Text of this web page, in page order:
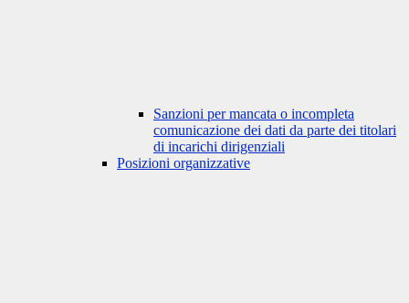
Sanzioni per mancata o incompleta
comunicazione dei dati da parte dei titolari
di incarichi dirigenziali
Posizioni organizzative